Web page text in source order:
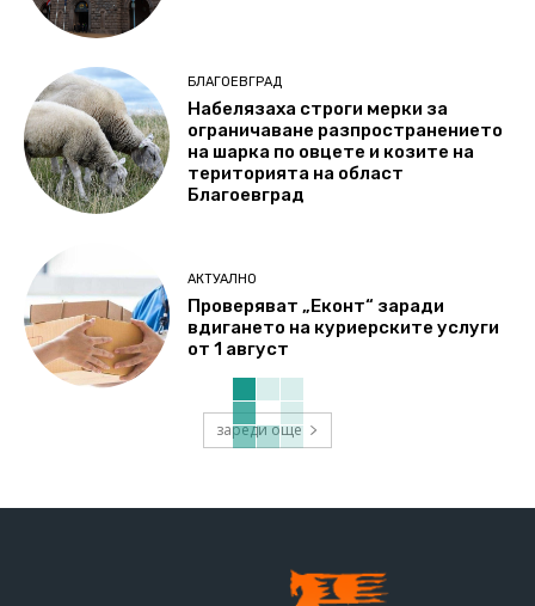
БЛАГОЕВГРАД
Набелязаха строги мерки за
ограничаване разпространението
на шарка по овцете и козите на
територията на област
Благоевград
АКТУАЛНО
Проверяват „Еконт“ заради
вдигането на куриерските услуги
от 1 август
зареди още